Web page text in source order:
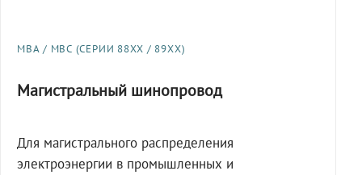
МВА / МВС (СЕРИИ 88XX / 89XX)
Магистральный шинопровод
Для магистрального распределения
электроэнергии в промышленных и